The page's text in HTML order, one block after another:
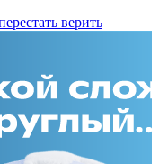
верить